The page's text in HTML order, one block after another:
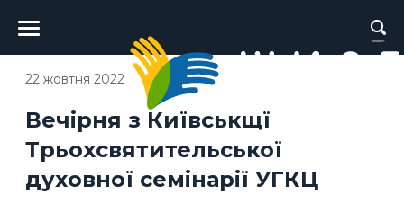
Головне
меню
Вечірня з Київськщї
Трьохсвятительської
духовної семінарії УГКЦ
22 жовтня 2022